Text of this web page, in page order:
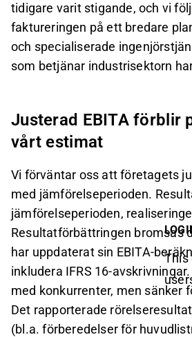
tidigare varit stigande, och vi
faktureringen på ett bredare
och specialiserade
som betjänar industrisektorn
Justerad EBITA förblir
vårt estimat
Vi förväntar oss att företagets
med jämförelseperioden.
jämförelseperioden,
Resultatförbättringen bromsas
har uppdaterat sin EBITA-
inkludera IFRS 16-
med konkurrenter, men sänker
Det rapporterade
(bl.a. förberedelser för
This